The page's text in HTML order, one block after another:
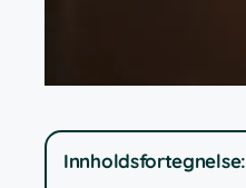
Innholdsfortegnelse: